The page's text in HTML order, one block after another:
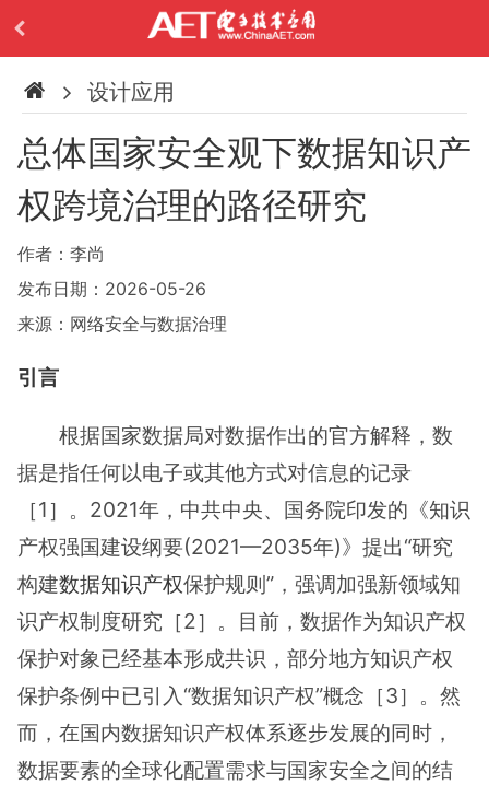
设计应用
总体国家安全观下数据知识产
权跨境治理的路径研究
作者：李尚
发布日期：2026-05-26
来源：网络安全与数据治理
引言
根据国家数据局对数据作出的官方解释，数
据是指任何以电子或其他方式对信息的记录
［1］。2021年，中共中央、国务院印发的《知识
产权强国建设纲要(2021—2035年)》提出“研究
构建数据知识产权保护规则”，强调加强新领域知
识产权制度研究［2］。目前，数据作为知识产权
保护对象已经基本形成共识，部分地方知识产权
保护条例中已引入“数据知识产权”概念［3］。然
而，在国内数据知识产权体系逐步发展的同时，
数据要素的全球化配置需求与国家安全之间的结